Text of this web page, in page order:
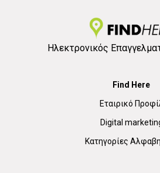
Ηλεκτρονικός
Find Here
Εταιρικό
Digital
Κατηγορίες